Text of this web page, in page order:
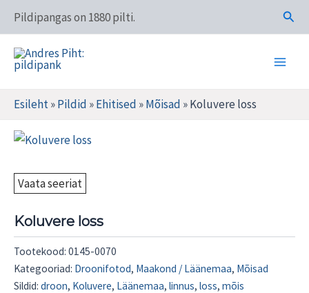
content
Pildipangas on 1880 pilti. Otsi
Andres Piht: pildipank
Esileht»Pildid »Ehitised »Mõisad »Koluvere loss
Vaata seeriat
Koluvere loss
Tootekood: 0145-0070
Kategooriad: Droonifotod, Maakond / Läänemaa, Mõisad
Sildid: droon, Koluvere, Läänemaa, linnus, loss, mõis